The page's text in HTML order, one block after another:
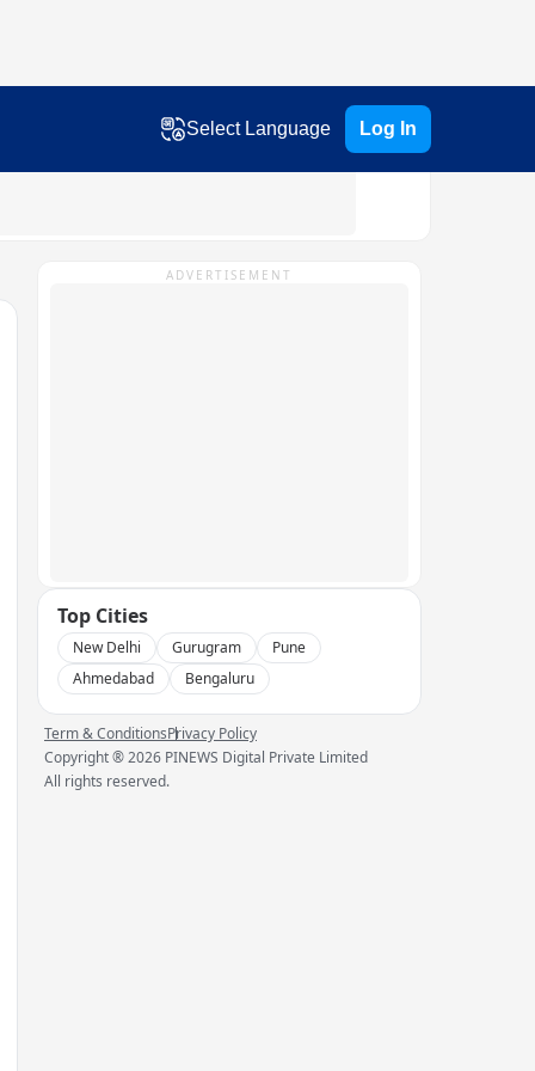
Select Language Log In
ADVERTISEMENT
Top Cities
New Delhi Gurugram
Pune
Ahmedabad
Bengaluru
Term & ConditionsPrivacy Policy
Copyright ®2026 PINEWS Digital Private Limited
All rights reserved.